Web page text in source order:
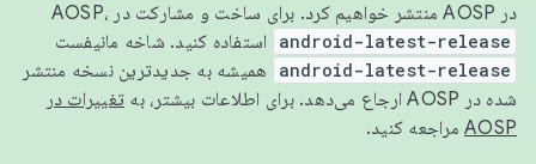
در AOSP منتشر خواهیم کرد. برای ساخت و مشارکت در AOSP،
android-latest-release استفاده کنید. شاخه مانیفست
android-latest-release
همیشه به جدیدترین نسخه منتشر
شده در AOSP ارجاع می‌دهد. برای اطلاعات بیشتر، به
تغییرات در
AOSP مراجعه کنید.